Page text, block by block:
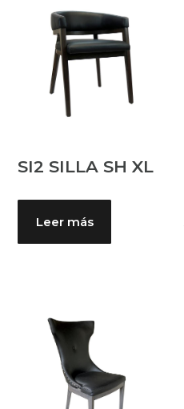
SI2 SILLA SH XL
Leer más